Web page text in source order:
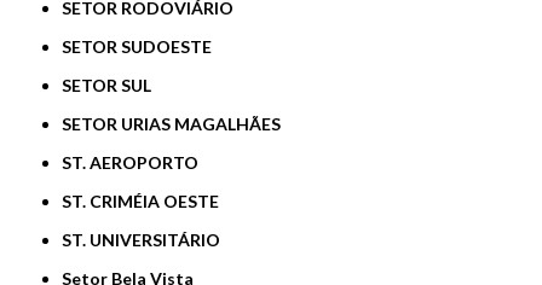
SETOR RODOVIÁRIO
SETOR SUDOESTE
SETOR SUL
SETOR URIAS MAGALHÃES
ST. AEROPORTO
ST. CRIMÉIA OESTE
ST. UNIVERSITÁRIO
Setor Bela Vista